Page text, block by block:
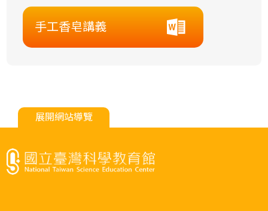
手工香皂講義
展開網站導覽